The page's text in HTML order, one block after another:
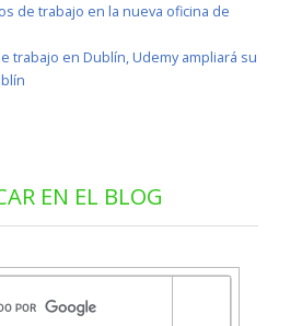
de trabajo en la nueva oficina de
trabajo en Dublín, Udemy ampliará su
EN EL BLOG